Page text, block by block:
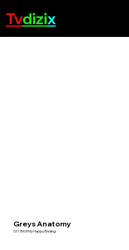
Tvdizix
Greys Anatomy
S17 B03 My Happy Ending